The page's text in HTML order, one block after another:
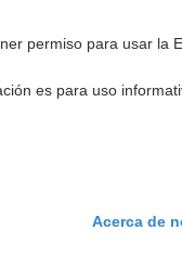
permiso para usar la
es para uso
Acerca de